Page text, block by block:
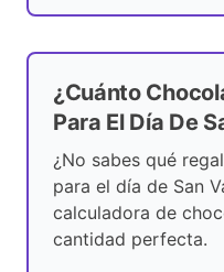
¿Cuánto
Para El Día De
¿No sabes qué
para el día de San
calculadora de
cantidad perfecta.